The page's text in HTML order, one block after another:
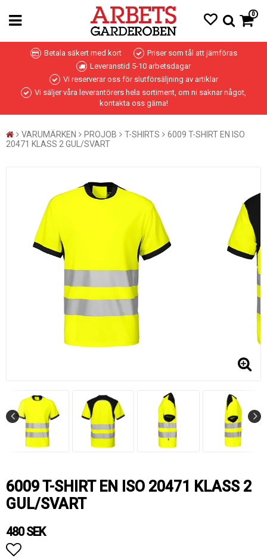
0
Betala säkert med kort
Priser som tål att jämföras
Leveranstid 5-10 arbetsdagar
Vi reserverar oss för slutförsäljning av artiklar
Vi säljer våra leverantörers hela sortiment, om ni saknar något,
kontakta oss gärna!
VARUMÄRKEN PROJOB T-SHIRTS
6009 T-SHIRT EN ISO
20471 KLASS 2 GUL/SVART
6009 T-SHIRT EN ISO 20471 KLASS 2
GUL/SVART
480 SEK